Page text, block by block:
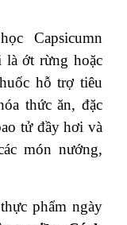
Capsicumn
ớt rừng hoặc
hỗ trợ tiêu
thức ăn, đặc
tử đầy hơi và
món nướng,
phẩm ngày